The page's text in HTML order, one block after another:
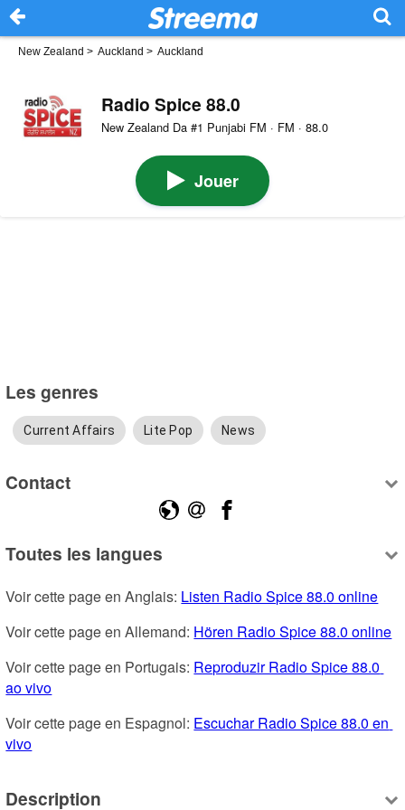
New Zealand > Auckland > Auckland
Radio Spice 88.0
New Zealand Da #1 Punjabi FM · FM · 88.0
Jouer
Les genres
Current Affairs Lite Pop News
Contact
Toutes les langues
Voir cette page en Anglais: Listen Radio Spice 88.0 online
Voir cette page en Allemand: Hören Radio Spice 88.0 online
Voir cette page en Portugais: Reproduzir Radio Spice 88.0
ao vivo
Voir cette page en Espagnol: Escuchar Radio Spice 88.0 en
vivo
Description